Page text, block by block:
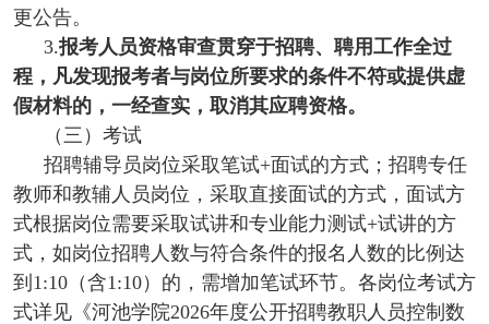
更公告。
3.报考人员资格审查贯穿于招聘、聘用工作全过
程，凡发现报考者与岗位所要求的条件不符或提供虚
假材料的，一经查实，取消其应聘资格。
（三）考试
招聘辅导员岗位采取笔试+面试的方式；招聘专任
教师和教辅人员岗位，采取直接面试的方式，面试方
式根据岗位需要采取试讲和专业能力测试+试讲的方
式，如岗位招聘人数与符合条件的报名人数的比例达
到1:10（含1:10）的，需增加笔试环节。各岗位考试方
式详见《河池学院2026年度公开招聘教职人员控制数